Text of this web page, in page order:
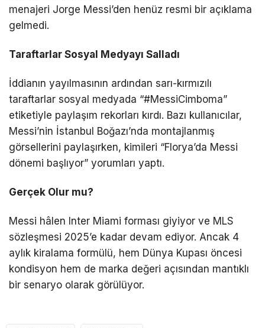
menajeri Jorge Messi’den henüz resmi bir açıklama
gelmedi.
Taraftarlar Sosyal Medyayı Salladı
İddianın yayılmasının ardından sarı-kırmızılı
taraftarlar sosyal medyada “#MessiCimboma”
etiketiyle paylaşım rekorları kırdı. Bazı kullanıcılar,
Messi’nin İstanbul Boğazı’nda montajlanmış
görsellerini paylaşırken, kimileri “Florya’da Messi
dönemi başlıyor” yorumları yaptı.
Gerçek Olur mu?
Messi hâlen Inter Miami forması giyiyor ve MLS
sözleşmesi 2025’e kadar devam ediyor. Ancak 4
aylık kiralama formülü, hem Dünya Kupası öncesi
kondisyon hem de marka değeri açısından mantıklı
bir senaryo olarak görülüyor.